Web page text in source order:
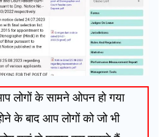
लोगों के सामने ओपन हो गया
के बाद आप लोगों को जो भी